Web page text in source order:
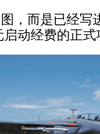
，而是已经写
动经费的正式